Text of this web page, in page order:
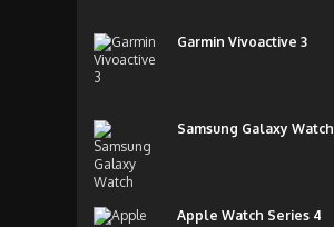
Garmin Vivoactive 3
Samsung Galaxy Watch
Apple Watch Series 4